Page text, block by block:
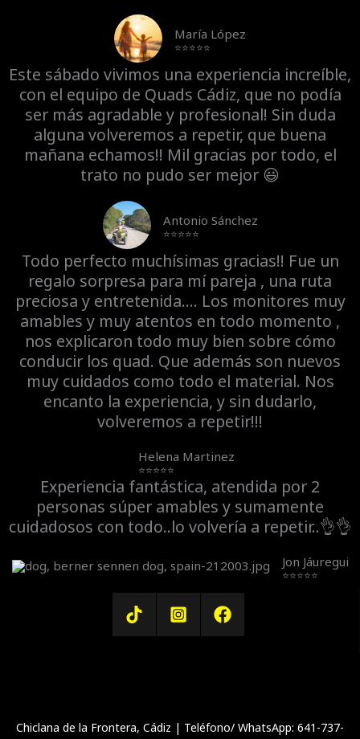
María López
⭐⭐⭐⭐⭐
Este sábado vivimos una experiencia increíble,
con el equipo de Quads Cádiz, que no podía
ser más agradable y profesional! Sin duda
alguna volveremos a repetir, que buena
mañana echamos!! Mil gracias por todo, el
trato no pudo ser mejor 😃
Antonio Sánchez
⭐⭐⭐⭐⭐
Todo perfecto muchísimas gracias!! Fue un
regalo sorpresa para mí pareja , una ruta
preciosa y entretenida.... Los monitores muy
amables y muy atentos en todo momento ,
nos explicaron todo muy bien sobre cómo
conducir los quad. Que además son nuevos
muy cuidados como todo el material. Nos
encanto la experiencia, y sin dudarlo,
volveremos a repetir!!!
Helena Martinez
⭐⭐⭐⭐⭐
Experiencia fantástica, atendida por 2
personas súper amables y sumamente
cuidadosos con todo..lo volvería a repetir..👌👌
Jon Jáuregui
⭐⭐⭐⭐⭐
Chiclana de la Frontera, Cádiz | Teléfono/ WhatsApp: 641-737-